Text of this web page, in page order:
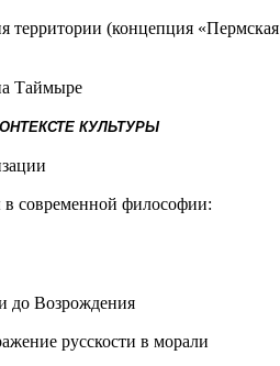
территории (концепция «Пермская
Таймыре
КУЛЬТУРЫ
современной философии:
до Возрождения
русскости в морали